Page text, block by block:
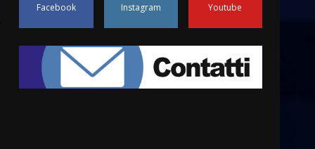
Cura dei beni comuni e
cittadinanza attiva: online
l’avviso per la gestione
condivisa della Villetta di
Laureto
6 Agosto 2026 06:20
Facebook Instagram Youtube